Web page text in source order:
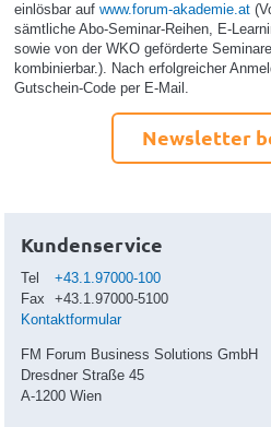
einlösbar auf www.forum-akademie.at
sämtliche Abo-Seminar-Reihen, E-
sowie von der WKO geförderte
kombinierbar.). Nach erfolgreicher
Gutschein-Code per E-Mail.
Newsletter
Kundenservice
Tel
+43.1.97000-100
Fax
+43.1.97000-5100
Kontaktformular
FM Forum Business Solutions GmbH
Dresdner Straße 45
A-1200 Wien